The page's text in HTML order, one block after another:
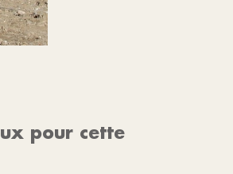
pour cette